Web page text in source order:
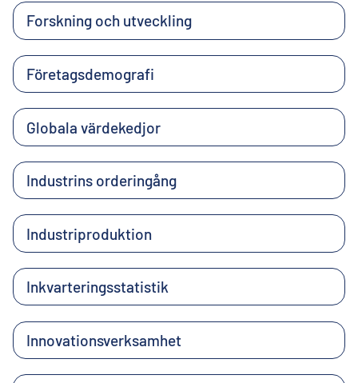
Forskning och utveckling
Företagsdemografi
Globala värdekedjor
Industrins orderingång
Industriproduktion
Inkvarteringsstatistik
Innovationsverksamhet